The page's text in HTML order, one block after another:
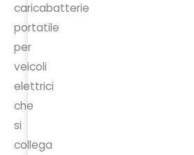
caricabatterie
portatile
per
veicoli
elettrici
che
si
collega